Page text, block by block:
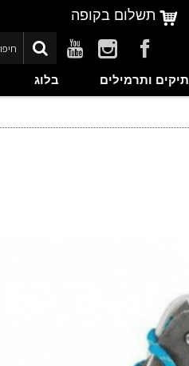
תשלום בקופה
תיקים ותרמילים בלוג